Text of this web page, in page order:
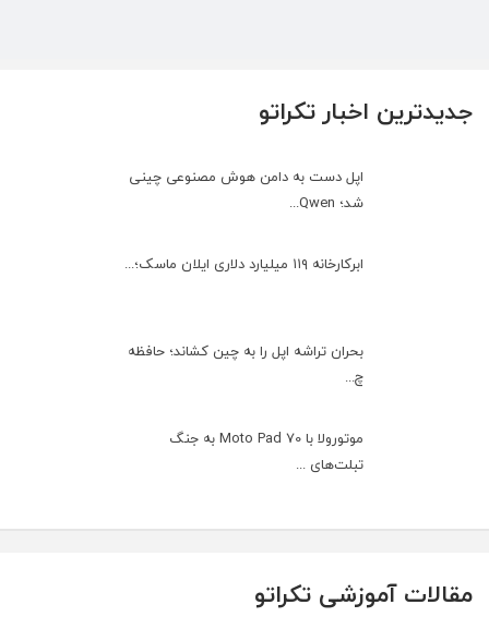
جدیدترین اخبار تکراتو
اپل دست به دامن هوش مصنوعی چینی
شد؛ Qwen...
ابرکارخانه ۱۱۹ میلیارد دلاری ایلان ماسک؛...
بحران تراشه اپل را به چین کشاند؛ حافظه
چ...
موتورولا با Moto Pad 70 به جنگ
تبلت‌های ...
مقالات آموزشی تکراتو